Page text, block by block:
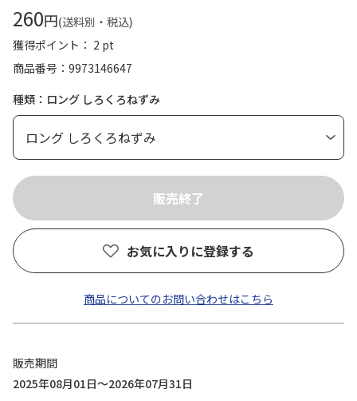
260円(送料別・税込)
獲得ポイント： 2 pt
商品番号
9973146647
種類：ロング しろくろねずみ
お気に入りに登録する
商品についてのお問い合わせはこちら
販売期間
2025年08月01日～2026年07月31日